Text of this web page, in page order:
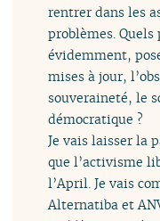
rentrer dans les
problèmes.
évidemment,
mises à jour,
souveraineté, le
démocratique ?
Je vais laisser la
que l’activisme
l’April. Je vais
Alternatiba et